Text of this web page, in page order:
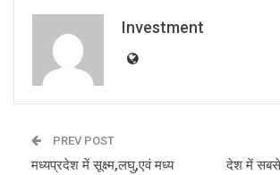
Investment
PREV POST
मध्यप्रदेश में सूक्ष्म,लघु,एवं मध्य
देश में सबसे